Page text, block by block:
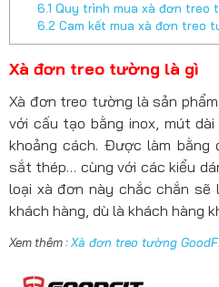
6.1 Quy trình mua xà đơn treo
6.2Cam kết mua xà đơn treo
Xà đơn treo tường là gì
Xà đơn treo tường là sản
với cấu tạo bằng inox, mút
khoảng cách. Được làm bằng
sắt thép… cùng với các kiểu
loại xà đơn này chắc chắn sẽ
khách hàng, dù là khách hàng
Xem thêm :Xà đơn treo tường